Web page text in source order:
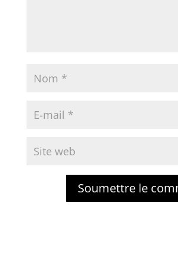
Soumettre le